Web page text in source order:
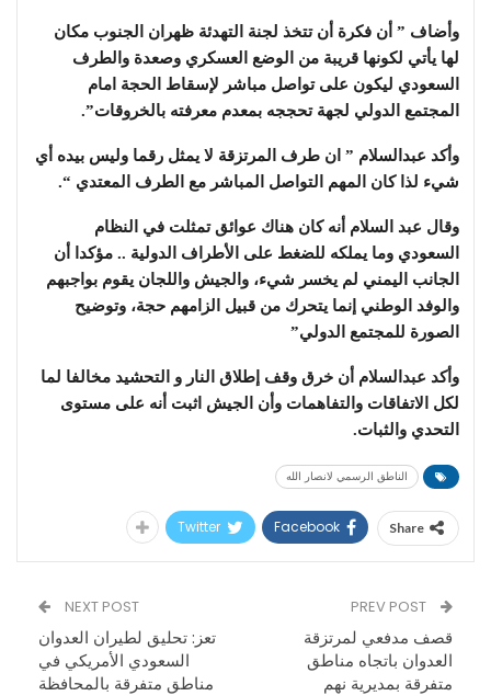
وأضاف ” أن فكرة أن تتخذ لجنة التهدئة ظهران الجنوب مكان
لها يأتي لكونها قريبة من الوضع العسكري وصعدة والطرف
السعودي ليكون على تواصل مباشر لإسقاط الحجة امام
المجتمع الدولي لجهة تحججه بمعدم معرفته بالخروقات”.
وأكد عبدالسلام ” ان طرف المرتزقة لا يمثل رقما وليس بيده أي
شيء لذا كان المهم التواصل المباشر مع الطرف المعتدي “.
وقال عبد السلام أنه كان هناك عوائق تمثلت في النظام
السعودي وما يملكه للضغط على الأطراف الدولية .. مؤكدا أن
الجانب اليمني لم يخسر شيء، والجيش واللجان يقوم بواجبهم
والوفد الوطني إنما يتحرك من قبيل الزامهم حجة، وتوضيح
الصورة للمجتمع الدولي”
وأكد عبدالسلام أن خرق وقف إطلاق النار و التحشيد مخالفا لما
لكل الاتفاقات والتفاهمات وأن الجيش اثبت أنه على مستوى
التحدي والثبات.
الناطق الرسمي لانصار الله
Share
Facebook
Twitter
قصف مدفعي لمرتزقة
العدوان باتجاه مناطق
متفرقة بمديرية نهم
NEXT POST
تعز: تحليق لطيران العدوان
السعودي الأمريكي في
مناطق متفرقة بالمحافظة